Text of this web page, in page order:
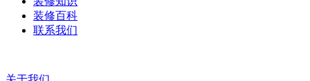
装修百科
联系我们